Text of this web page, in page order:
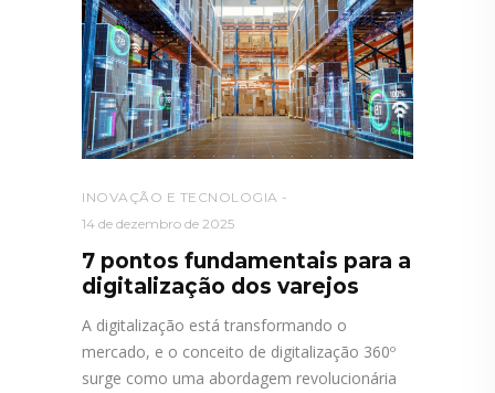
INOVAÇÃO E TECNOLOGIA
14 de dezembro de 2025
7 pontos fundamentais para a
digitalização dos varejos
A digitalização está transformando o
mercado, e o conceito de digitalização 360º
surge como uma abordagem revolucionária